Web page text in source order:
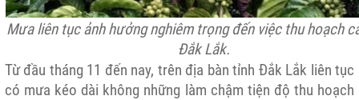
Mưa liên tục ảnh hưởng nghiêm trọng đến việc thu hoạch
Đắk Lắk.
Từ đầu tháng 11 đến nay, trên địa bàn tỉnh Đắk Lắk liên tục
có mưa kéo dài không những làm chậm tiện độ thu hoạch